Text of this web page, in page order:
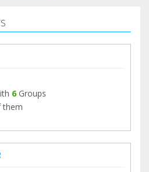
n'hésitez pas à nous
ou pour poser toutes
6Groups
them